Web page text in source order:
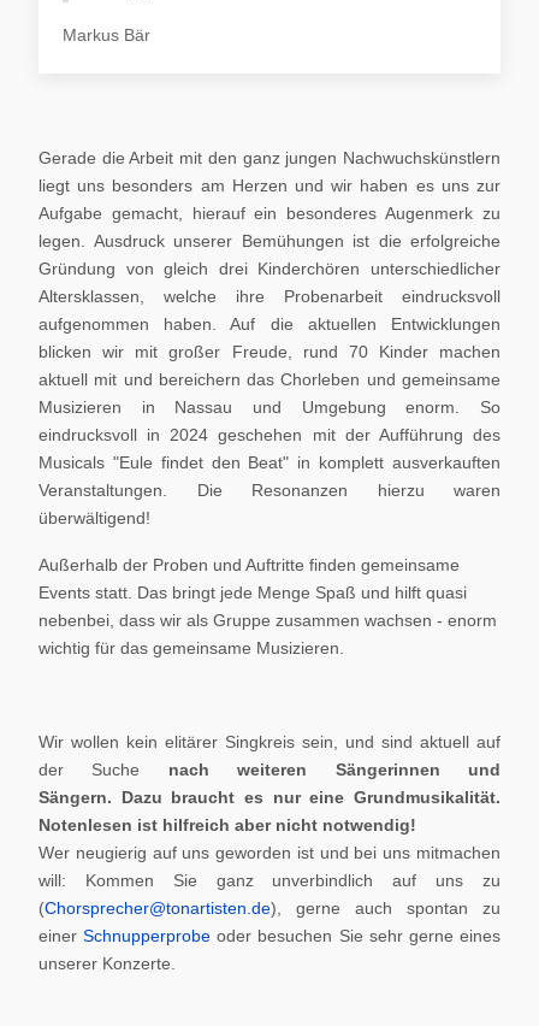
Markus Bär
Gerade die Arbeit mit den ganz jungen Nachwuchskünstlern
liegt uns besonders am Herzen und wir haben es uns zur
Aufgabe gemacht, hierauf ein besonderes Augenmerk zu
legen. Ausdruck unserer Bemühungen ist die erfolgreiche
Gründung von gleich drei Kinderchören unterschiedlicher
Altersklassen, welche ihre Probenarbeit eindrucksvoll
aufgenommen haben. Auf die aktuellen Entwicklungen
blicken wir mit großer Freude, rund 70 Kinder machen
aktuell mit und bereichern das Chorleben und gemeinsame
Musizieren in Nassau und Umgebung enorm. So
eindrucksvoll in 2024 geschehen mit der Aufführung des
Musicals "Eule findet den Beat" in komplett ausverkauften
Veranstaltungen. Die Resonanzen hierzu waren
überwältigend!
Außerhalb der Proben und Auftritte finden gemeinsame
Events statt. Das bringt jede Menge Spaß und hilft quasi
nebenbei, dass wir als Gruppe zusammen wachsen - enorm
wichtig für das gemeinsame Musizieren.
Wir wollen kein elitärer Singkreis sein, und sind aktuell auf
der Suche nach weiteren Sängerinnen und
Sängern. Dazu braucht es nur eine Grundmusikalität.
Notenlesen ist hilfreich aber nicht notwendig!
Wer neugierig auf uns geworden ist und bei uns mitmachen
will: Kommen Sie ganz unverbindlich auf uns zu
(Chorsprecher@tonartisten.de), gerne auch spontan zu
einerSchnupperprobe oder besuchen Sie sehr gerne eines
unserer Konzerte.